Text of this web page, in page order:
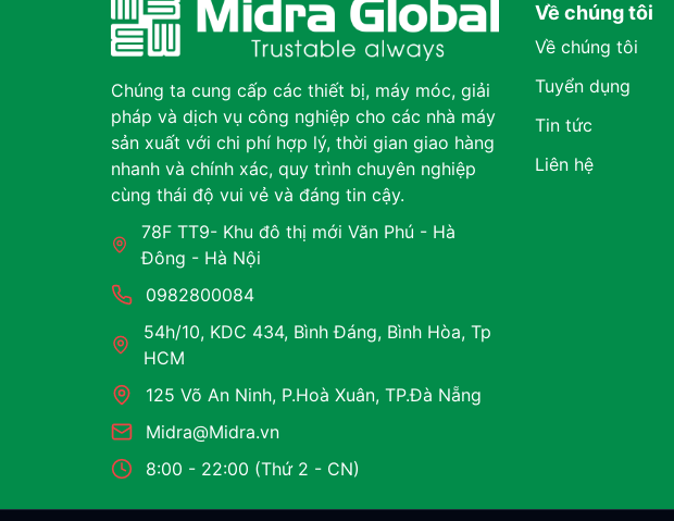
Chúng ta cung cấp các thiết bị, máy móc, giải
pháp và dịch vụ công nghiệp cho các nhà máy
sản xuất với chi phí hợp lý, thời gian giao hàng
nhanh và chính xác, quy trình chuyên nghiệp
cùng thái độ vui vẻ và đáng tin cậy.
78F TT9- Khu đô thị mới Văn Phú - Hà
Đông - Hà Nội
0982800084
54h/10, KDC 434, Bình Đáng, Bình Hòa, Tp
HCM
125 Võ An Ninh, P.Hoà Xuân, TP.Đà Nẵng
Midra@Midra.vn
8:00 - 22:00 (Thứ 2 - CN)
Về chúng tôi
Về chúng tôi
Tuyển dụng
Tin tức
Liên hệ